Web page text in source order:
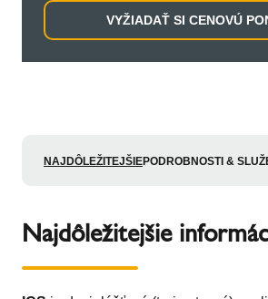
VYŽIADAŤ SI CENOVÚ
NAJDÔLEŽITEJŠIEPODROBNOSTI &
Najdôležitejšie